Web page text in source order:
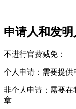
申请人和发
不进行官费减免：
个人申请：需要提供
非个人申请：需要在
章